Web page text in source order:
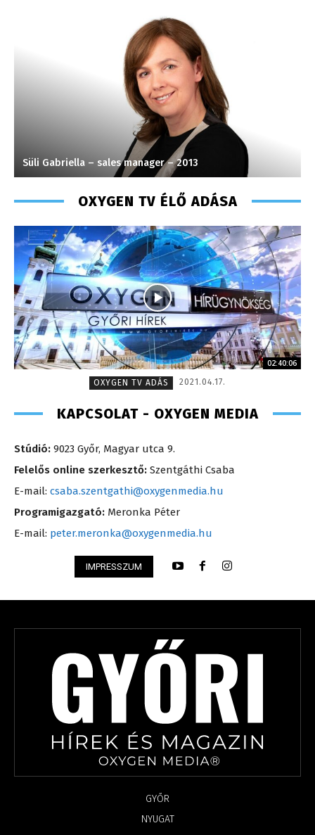
Süli Gabriella – sales manager – 2013
OXYGEN TV ÉLŐ ADÁSA
02:40:06
OXYGEN TV ADÁS
2021.04.17.
KAPCSOLAT - OXYGEN MEDIA
Stúdió: 9023 Győr, Magyar utca 9.
Felelős online szerkesztő: Szentgáthi Csaba
E-mail: csaba.szentgathi@oxygenmedia.hu
Programigazgató: Meronka Péter
E-mail: peter.meronka@oxygenmedia.hu
IMPRESSZUM
GYŐR
NYUGAT